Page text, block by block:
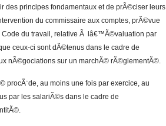
des principes fondamentaux et de prÃ©ciser leurs
du commissaire aux comptes, prÃ©vue
Code du travail, relative Ã lâ€™Ã©valuation par
ceux-ci sont dÃ©tenus dans le cadre de
nÃ©gociations sur un marchÃ© rÃ©glementÃ©.
au moins une fois par exercice, au
par les salariÃ©s dans le cadre de